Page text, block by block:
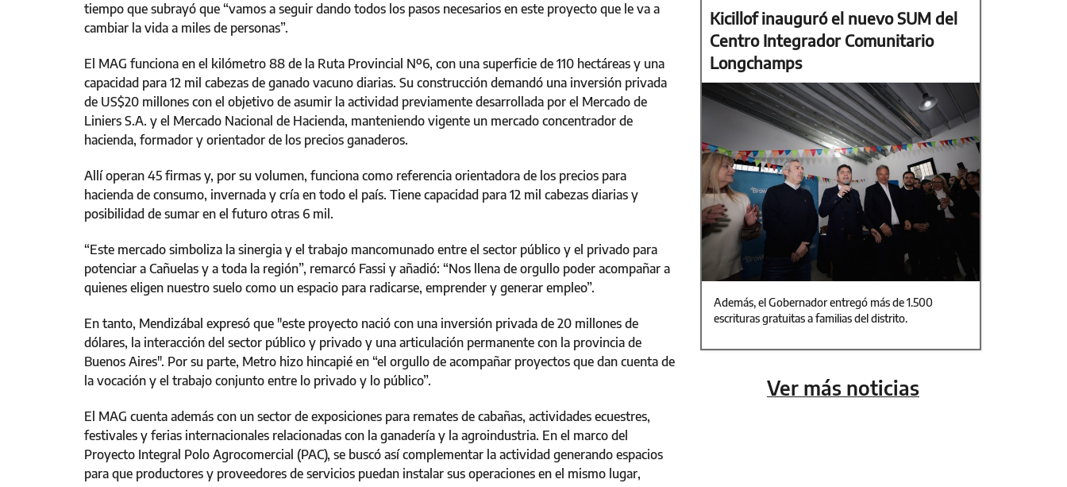
tiempo que subrayó que “vamos a seguir dando todos los pasos necesarios en este proyecto que le va a
cambiar la vida a miles de personas”.
El MAG funciona en el kilómetro 88 de la Ruta Provincial Nº6, con una superficie de 110 hectáreas y una
capacidad para 12 mil cabezas de ganado vacuno diarias. Su construcción demandó una inversión privada
de US$20 millones con el objetivo de asumir la actividad previamente desarrollada por el Mercado de
Liniers S.A. y el Mercado Nacional de Hacienda, manteniendo vigente un mercado concentrador de
hacienda, formador y orientador de los precios ganaderos.
Allí operan 45 firmas y, por su volumen, funciona como referencia orientadora de los precios para
hacienda de consumo, invernada y cría en todo el país. Tiene capacidad para 12 mil cabezas diarias y
posibilidad de sumar en el futuro otras 6 mil.
“Este mercado simboliza la sinergia y el trabajo mancomunado entre el sector público y el privado para
potenciar a Cañuelas y a toda la región”, remarcó Fassi y añadió: “Nos llena de orgullo poder acompañar a
quienes eligen nuestro suelo como un espacio para radicarse, emprender y generar empleo”.
En tanto, Mendizábal expresó que "este proyecto nació con una inversión privada de 20 millones de
dólares, la interacción del sector público y privado y una articulación permanente con la provincia de
Buenos Aires". Por su parte, Metro hizo hincapié en “el orgullo de acompañar proyectos que dan cuenta de
la vocación y el trabajo conjunto entre lo privado y lo público”.
El MAG cuenta además con un sector de exposiciones para remates de cabañas, actividades ecuestres,
festivales y ferias internacionales relacionadas con la ganadería y la agroindustria. En el marco del
Proyecto Integral Polo Agrocomercial (PAC), se buscó así complementar la actividad generando espacios
para que productores y proveedores de servicios puedan instalar sus operaciones en el mismo lugar,
Kicillof inauguró el nuevo SUM del
Centro Integrador Comunitario
Longchamps
Además, el Gobernador entregó más de 1.500
escrituras gratuitas a familias del distrito.
Ver más noticias